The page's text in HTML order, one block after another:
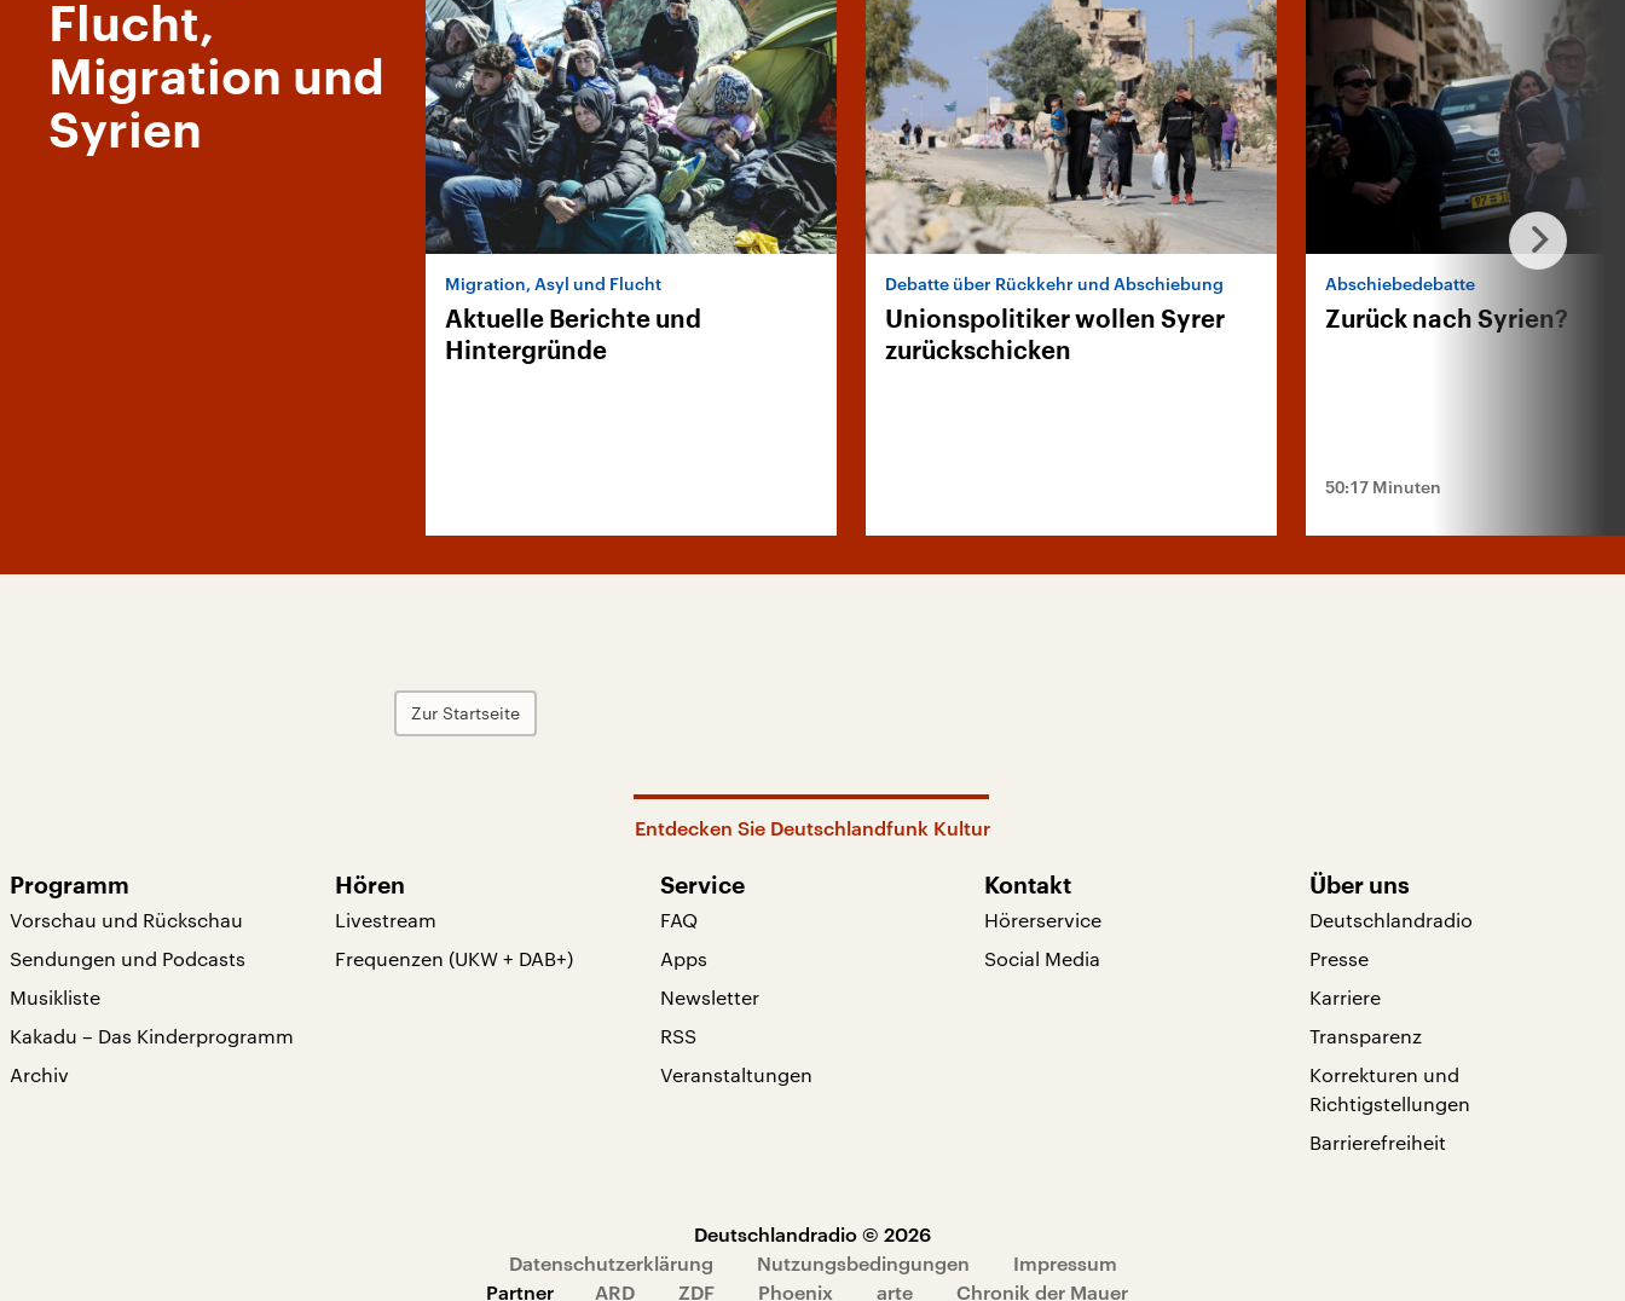
Flucht,
Migration und
Syrien
Migration, Asyl und Flucht
Aktuelle Berichte und
Hintergründe
Debatte über Rückkehr und Abschiebung
Unionspolitiker wollen Syrer
zurückschicken
Abschiebedebatte
Zurück nach Syrien?
50:17 Minuten
Zur Startseite
Entdecken Sie Deutschlandfunk Kultur
Programm
Vorschau und Rückschau
Sendungen und Podcasts
Musikliste
Kakadu – Das Kinderprogramm
Archiv
Hören
Livestream
Frequenzen (UKW + DAB+)
Service
FAQ
Apps
Newsletter
RSS
Veranstaltungen
Kontakt
Hörerservice
Social Media
Über uns
Deutschlandradio
Presse
Karriere
Transparenz
Korrekturen und
Richtigstellungen
Barrierefreiheit
Deutschlandradio © 2026
Datenschutzerklärung
Nutzungsbedingungen
Impressum
Partner
ARD ZDF Phoenix arte Chronik der Mauer